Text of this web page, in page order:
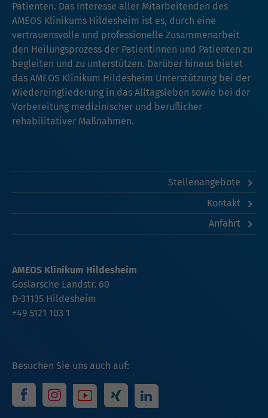
Patienten. Das Interesse aller Mitarbeitenden des
AMEOS Klinikums Hildesheim ist es, durch eine
vertrauensvolle und professionelle Zusammenarbeit
den Heilungsprozess der Patientinnen und Patienten zu
begleiten und zu unterstützen. Darüber hinaus bietet
das AMEOS Klinikum Hildesheim Unterstützung bei der
Wiedereingliederung in das Alltagsleben sowie bei der
Vorbereitung medizinischer und beruflicher
rehabilitativer Maßnahmen.
Stellenangebote
Kontakt
Anfahrt
Besuchen Sie uns auch auf:
AMEOS Klinikum Hildesheim
Goslarsche Landstr. 60
D-31135 Hildesheim
+49 5121 103 1